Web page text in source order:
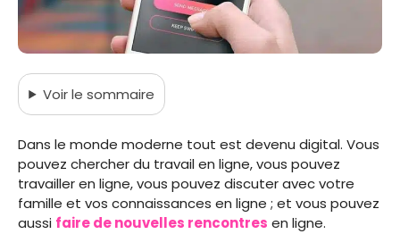
Voirle sommaire
Dans le monde moderne tout est devenu digital. Vous
pouvez chercher du travail en ligne, vous pouvez
travailler en ligne, vous pouvez discuter avec votre
famille et vos connaissances en ligne ; et vous pouvez
aussi faire de nouvelles rencontres en ligne.